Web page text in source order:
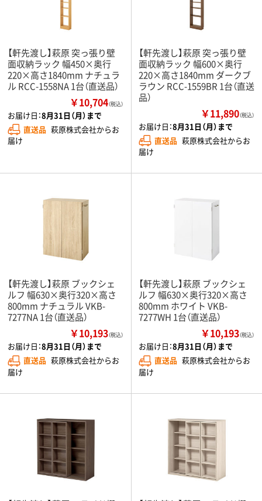
【軒先渡し】萩原 突っ張り壁
面収納ラック 幅450×奥行
220×高さ1840mm ナチュラ
ル RCC-1558NA 1台（直送品）
￥10,704（税込）
お届け日：8月31日（月）まで
直送品 萩原株式会社からお
届け
【軒先渡し】萩原 突っ張り壁
面収納ラック 幅600×奥行
220×高さ1840mm ダークブ
ラウン RCC-1559BR 1台（直送
品）
￥11,890（税込）
お届け日：8月31日（月）まで
直送品 萩原株式会社からお
届け
【軒先渡し】萩原 ブックシェ
ルフ 幅630×奥行320×高さ
800mm ナチュラル VKB-
7277NA 1台（直送品）
￥10,193（税込）
お届け日：8月31日（月）まで
直送品 萩原株式会社からお
届け
【軒先渡し】萩原 ブックシェ
ルフ 幅630×奥行320×高さ
800mm ホワイト VKB-
7277WH 1台（直送品）
￥10,193（税込）
お届け日：8月31日（月）まで
直送品 萩原株式会社からお
届け